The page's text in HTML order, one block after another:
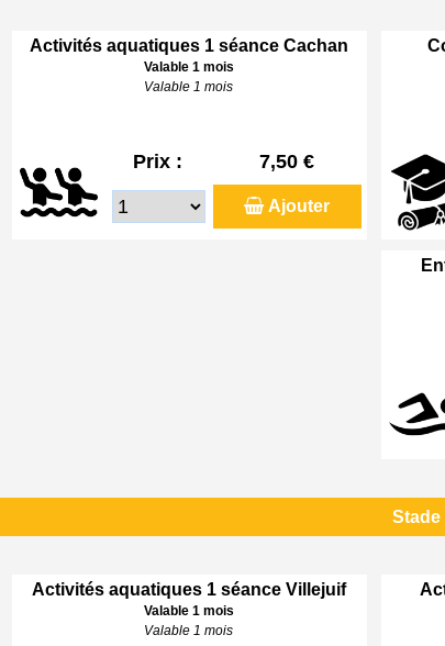
Activités aquatiques 1 séance Cachan
Valable 1 mois
Valable 1 mois
Prix : 7,50 €
Ajouter
Stade
Activités aquatiques 1 séance Villejuif
Valable 1 mois
Valable 1 mois